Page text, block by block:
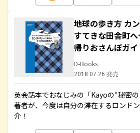
地球の歩き方 カ
すてきな田舎町
帰りおさんぽガ
D-Books
2018.07.26 発売
英会話本でおなじみの「Kayoの“秘密
著者が、今度は自分の滞在するロンド
介！